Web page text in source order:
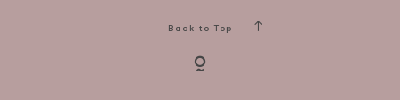
Back to Top